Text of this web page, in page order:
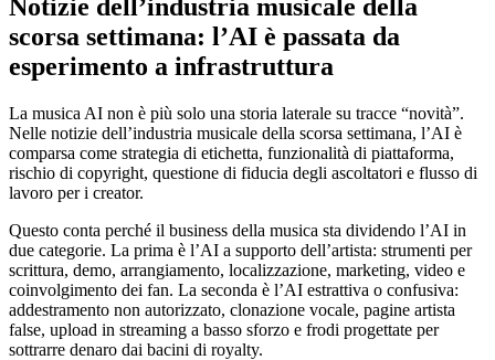
Notizie dell’industria musicale della
scorsa settimana: l’AI è passata da
esperimento a infrastruttura
La musica AI non è più solo una storia laterale su tracce “novità”.
Nelle notizie dell’industria musicale della scorsa settimana, l’AI è
comparsa come strategia di etichetta, funzionalità di piattaforma,
rischio di copyright, questione di fiducia degli ascoltatori e flusso di
lavoro per i creator.
Questo conta perché il business della musica sta dividendo l’AI in
due categorie. La prima è l’AI a supporto dell’artista: strumenti per
scrittura, demo, arrangiamento, localizzazione, marketing, video e
coinvolgimento dei fan. La seconda è l’AI estrattiva o confusiva:
addestramento non autorizzato, clonazione vocale, pagine artista
false, upload in streaming a basso sforzo e frodi progettate per
sottrarre denaro dai bacini di royalty.